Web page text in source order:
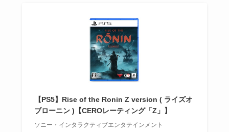
【PS5】Rise of the Ronin Z version ( ライズオ
ブローニン )【CEROレーティング「Z」】
ソニー・インタラクティブエンタテインメント